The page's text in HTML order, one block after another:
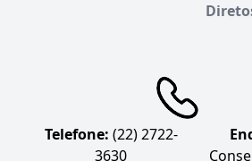
Telefone: (22) 2722-
3630